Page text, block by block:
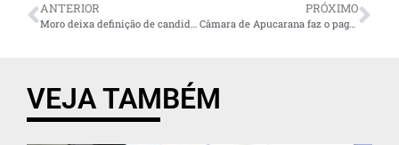
ANTERIOR
Moro deixa definição de candidatura para as convenções partidárias
PRÓXIMO
Câmara de Apucarana faz o pagamento da primeira parcela do 13º
VEJA TAMBÉM